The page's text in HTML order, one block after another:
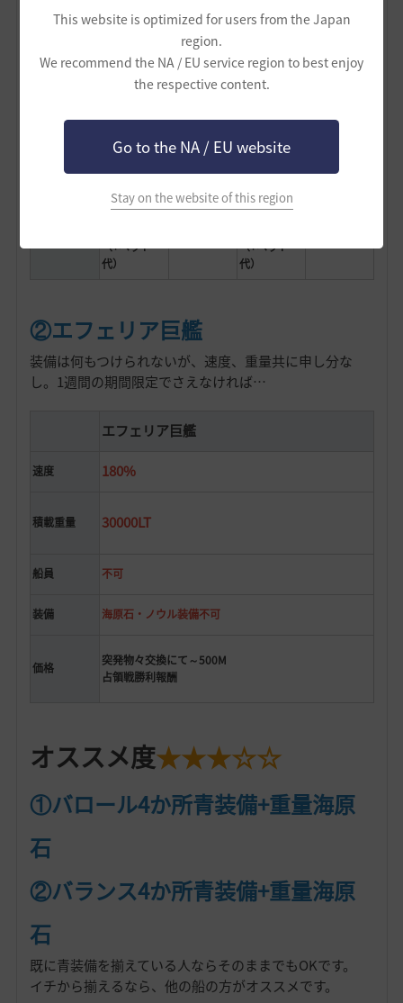
This website is optimized for users from the Japan
region.
We recommend the NA / EU service region to best enjoy
the respective content.
Go to the NA / EU website
Stay on the website of this region
装備11
11
装備11
11
副船長+純粋
なゴブリン
純ゴブ最大8
副船長のみ
副船長+純
粋なゴブ
人
(ペットあ
り純ゴブ
最大8人)
190G+アバ
（+ペット
代）
190G+アバ
（+ペット
代）
②エフェリア巨艦
装備は何もつけられないが、速度、重量共に申し分な
し。1週間の期間限定でさえなければ…
エフェリア巨艦
速度 180%
積載重量 30000LT
船員 不可
装備 海原石・ノウル装備不可
価格
突発物々交換にて～500M
占領戦勝利報酬
オススメ度★★★☆☆
①バロール4か所青装備+重量海原
石
②バランス4か所青装備+重量海原
石
既に青装備を揃えている人ならそのままでもOKです。
イチから揃えるなら、他の船の方がオススメです。